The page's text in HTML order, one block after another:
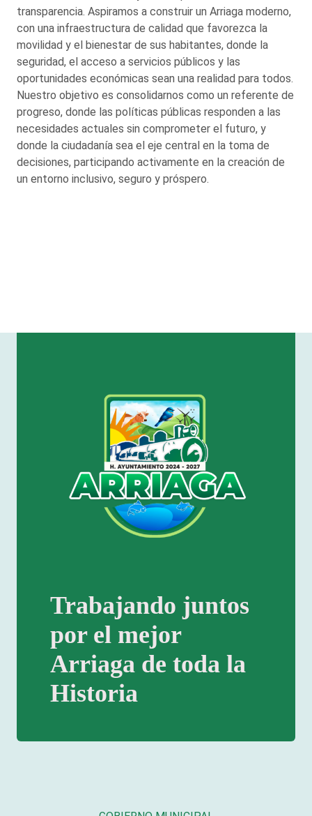
transparencia. Aspiramos a construir un Arriaga moderno,
con una infraestructura de calidad que favorezca la
movilidad y el bienestar de sus habitantes, donde la
seguridad, el acceso a servicios públicos y las
oportunidades económicas sean una realidad para todos.
Nuestro objetivo es consolidarnos como un referente de
progreso, donde las políticas públicas responden a las
necesidades actuales sin comprometer el futuro, y
donde la ciudadanía sea el eje central en la toma de
decisiones, participando activamente en la creación de
un entorno inclusivo, seguro y próspero.
Trabajando juntos
por el mejor
Arriaga de toda la
Historia